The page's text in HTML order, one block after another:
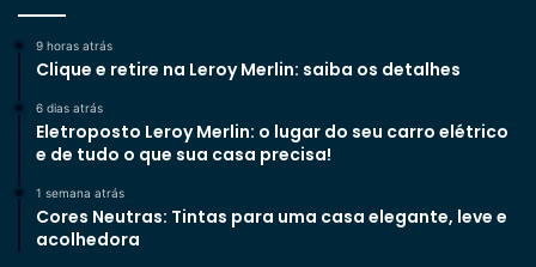
9 horas atrás
Clique e retire na Leroy Merlin: saiba os detalhes
6 dias atrás
Eletroposto Leroy Merlin: o lugar do seu carro elétrico
e de tudo o que sua casa precisa!
1 semana atrás
Cores Neutras: Tintas para uma casa elegante, leve e
acolhedora